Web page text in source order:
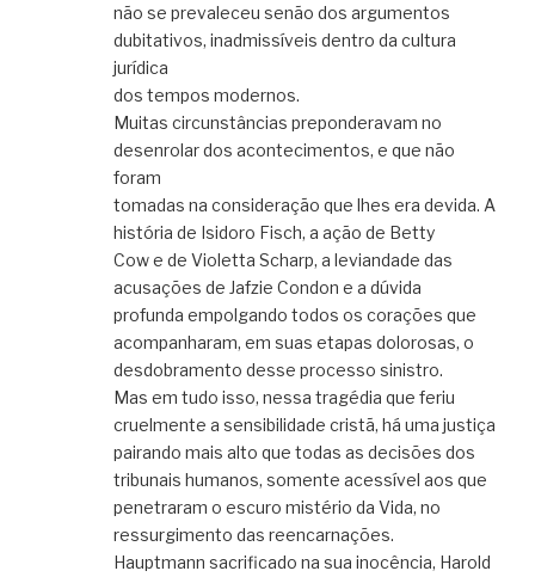
não se prevaleceu senão dos argumentos
dubitativos, inadmissíveis dentro da cultura
jurídica
dos tempos modernos.
Muitas circunstâncias preponderavam no
desenrolar dos acontecimentos, e que não
foram
tomadas na consideração que lhes era devida. A
história de Isidoro Fisch, a ação de Betty
Cow e de Violetta Scharp, a leviandade das
acusações de Jafzie Condon e a dúvida
profunda empolgando todos os corações que
acompanharam, em suas etapas dolorosas, o
desdobramento desse processo sinistro.
Mas em tudo isso, nessa tragédia que feriu
cruelmente a sensibilidade cristã, há uma justiça
pairando mais alto que todas as decisões dos
tribunais humanos, somente acessível aos que
penetraram o escuro mistério da Vida, no
ressurgimento das reencarnações.
Hauptmann sacrificado na sua inocência, Harold